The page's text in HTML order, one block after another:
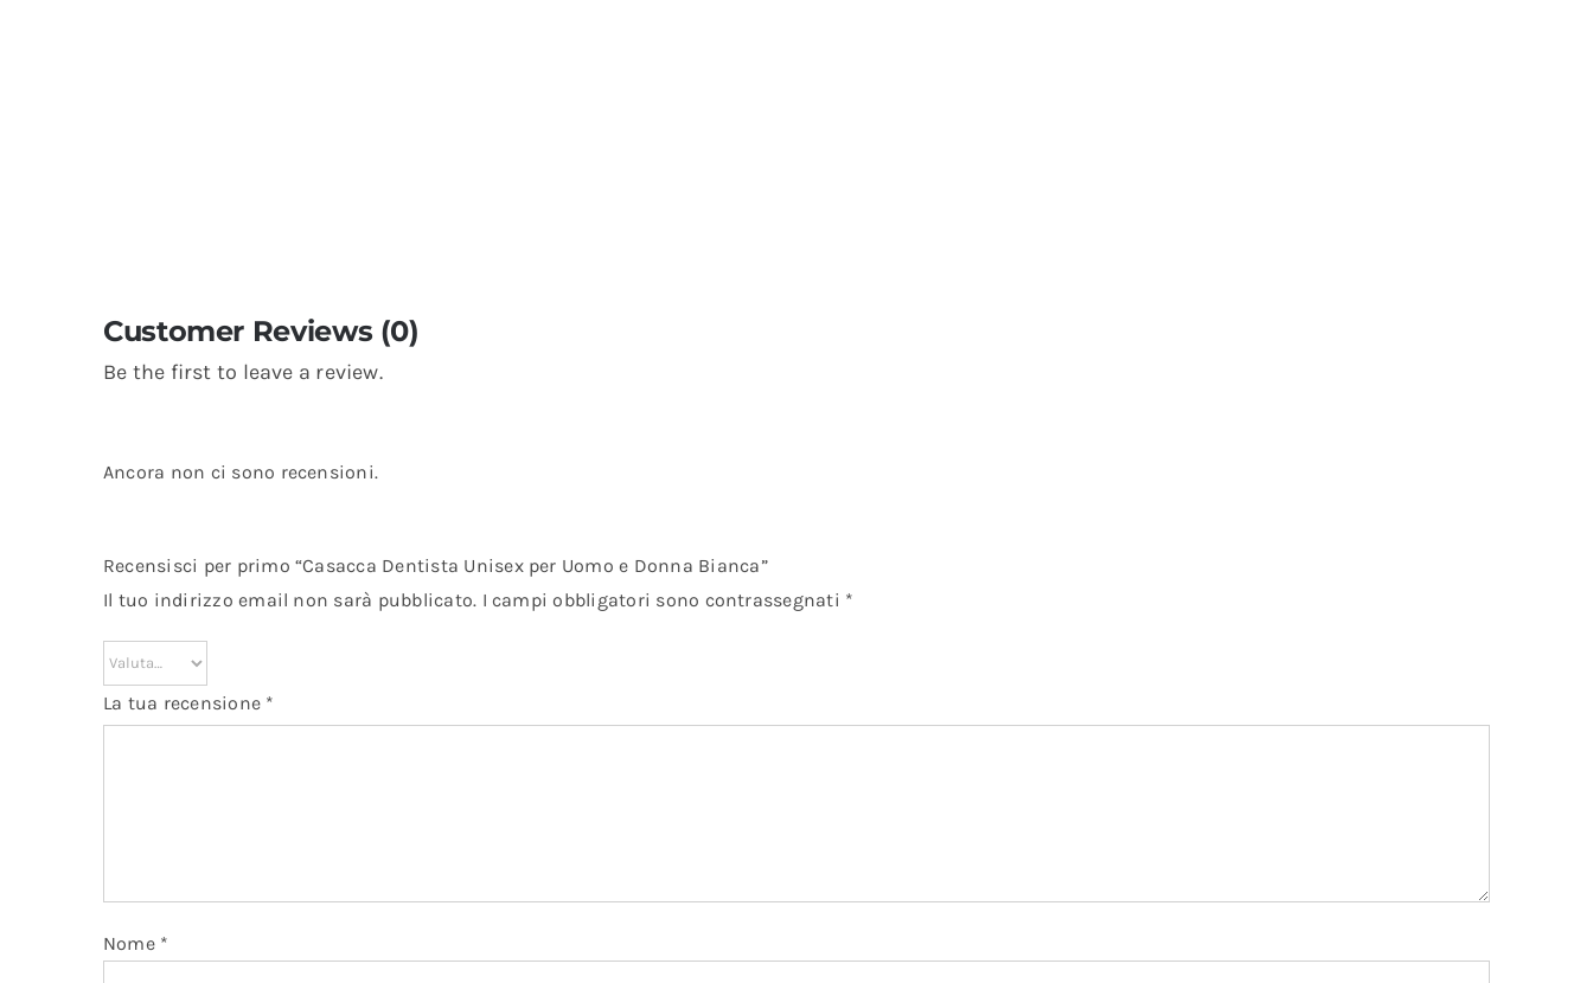
Customer Reviews (0)
Be the first to leave a review.
Ancora non ci sono recensioni.
Recensisci per primo “Casacca Dentista Unisex per Uomo e Donna Bianca”
Il tuo indirizzo email non sarà pubblicato. I campi obbligatori sono contrassegnati *
La tua recensione *
Nome *